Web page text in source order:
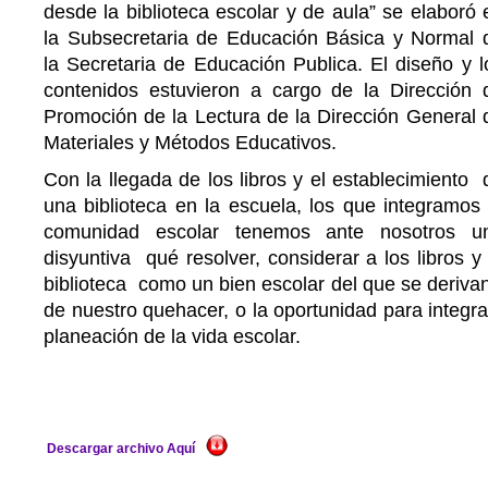
desde la biblioteca escolar y de aula” se elaboró
la Subsecretaria de Educación Básica y Normal
la Secretaria de Educación Publica. El diseño y
contenidos estuvieron a cargo de la Dirección
Promoción de la Lectura de la Dirección General
Materiales y Métodos Educativos.
Con la llegada de los libros y el establecimiento
una biblioteca en la escuela, los que integramos
comunidad escolar tenemos ante nosotros
disyuntiva qué resolver, considerar a los libros y
biblioteca como un bien escolar del que se
de nuestro quehacer, o la oportunidad para
planeación de la vida escolar.
Descargar archivo Aquí